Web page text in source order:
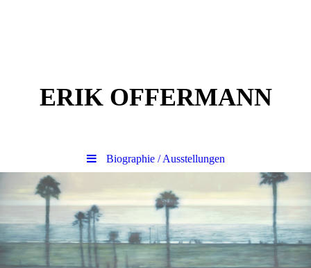
ERIK OFFERMANN
Biographie / Ausstellungen